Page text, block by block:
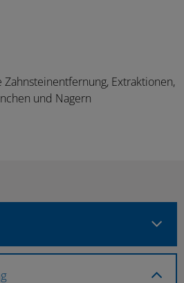
Extraktionen,
und Nagern